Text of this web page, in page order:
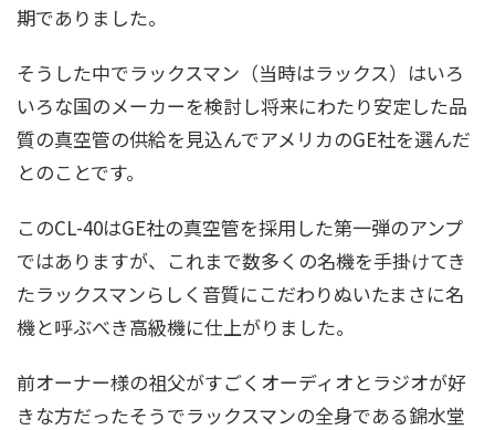
期でありました。
そうした中でラックスマン（当時はラックス）はいろ
いろな国のメーカーを検討し将来にわたり安定した品
質の真空管の供給を見込んでアメリカのGE社を選んだ
とのことです。
このCL-40はGE社の真空管を採用した第一弾のアンプ
ではありますが、これまで数多くの名機を手掛けてき
たラックスマンらしく音質にこだわりぬいたまさに名
機と呼ぶべき高級機に仕上がりました。
前オーナー様の祖父がすごくオーディオとラジオが好
きな方だったそうでラックスマンの全身である錦水堂